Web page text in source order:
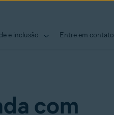
e inclusão Entre em contato
com